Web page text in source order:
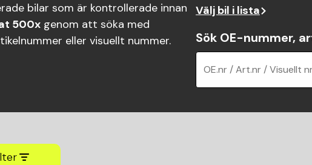
bilar som är kontrollerade innan
500x genom att söka med
eller visuellt nummer.
Välj bil i lista
Sök OE-nummer,
OE.nr / Art.nr / Visuellt